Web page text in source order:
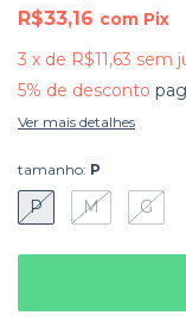
R$33,16 com Pix
3 x de R$11,63 sem
5% de desconto
Ver mais detalhes
tamanho: P
P M G